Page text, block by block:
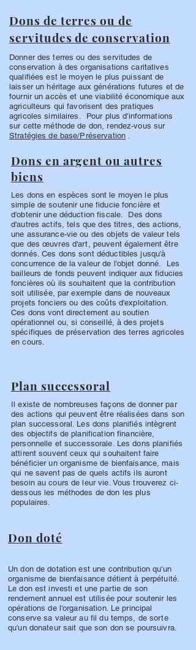
Dons de terres ou de
servitudes de conservation
Donner des terres ou des servitudes de
conservation à des organisations caritatives
qualifiées est le moyen le plus puissant de
laisser un héritage aux générations futures et de
fournir un accès et une viabilité économique aux
agriculteurs qui favorisent des pratiques
agricoles similaires. Pour plus d'informations
sur cette méthode de don, rendez-vous sur
Stratégies de base/Préservation .
Dons en argent ou autres
biens
Les dons en espèces sont le moyen le plus
simple de soutenir une fiducie foncière et
d'obtenir une déduction fiscale. Des dons
d'autres actifs, tels que des titres, des actions,
une assurance-vie ou des objets de valeur tels
que des œuvres d'art, peuvent également être
donnés. Ces dons sont déductibles jusqu'à
concurrence de la valeur de l'objet donné. Les
bailleurs de fonds peuvent indiquer aux fiducies
foncières où ils souhaitent que la contribution
soit utilisée, par exemple dans de nouveaux
projets fonciers ou des coûts d'exploitation.
Ces dons vont directement au soutien
opérationnel ou, si conseillé, à des projets
spécifiques de préservation des terres agricoles
en cours.
Plan successoral
Il existe de nombreuses façons de donner par
des actions qui peuvent être réalisées dans son
plan successoral. Les dons planifiés intègrent
des objectifs de planification financière,
personnelle et successorale. Les dons planifiés
attirent souvent ceux qui souhaitent faire
bénéficier un organisme de bienfaisance, mais
qui ne savent pas de quels actifs ils auront
besoin au cours de leur vie. Vous trouverez ci-
dessous les méthodes de don les plus
populaires.
Don doté
Un don de dotation est une contribution qu'un
organisme de bienfaisance détient à perpétuité.
Le don est investi et une partie de son
rendement annuel est utilisée pour soutenir les
opérations de l'organisation. Le principal
conserve sa valeur au fil du temps, de sorte
qu'un donateur sait que son don se poursuivra.